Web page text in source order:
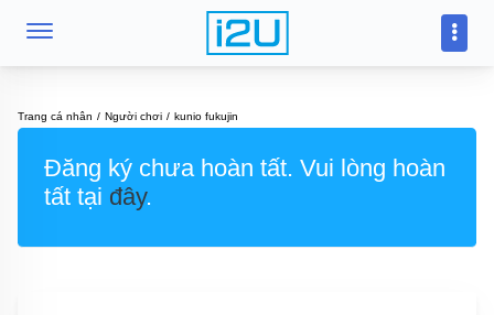
Trang cá nhân Người chơi kunio fukujin
Đăng ký chưa hoàn tất. Vui lòng hoàn
tất tại đây.